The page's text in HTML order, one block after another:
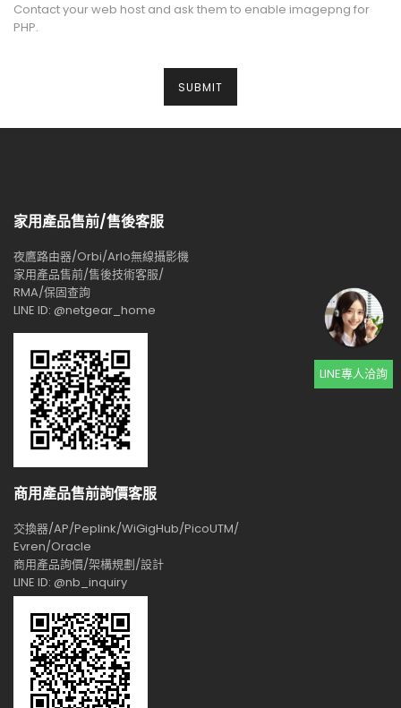
Contact your web host and ask them to enable imagepng for
PHP.
家用產品售前/售後客服
夜鷹路由器/Orbi/Arlo無線攝影機
家用產品售前/售後技術客服/
RMA/保固查詢
LINE ID: @netgear_home
商用產品售前詢價客服
交換器/AP/Peplink/WiGigHub/PicoUTM/
Evren/Oracle
商用產品詢價/架構規劃/設計
LINE ID: @nb_inquiry
LINE專人洽詢